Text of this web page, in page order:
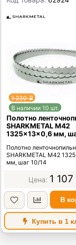
1 230p
В наличии 10 шт.
Полотно
SHARKMETAL M42
1325×13×0,6 мм,
Полотно
SHARKMETAL M42
мм, шаг 10/14
1 107
В
Купить в 1